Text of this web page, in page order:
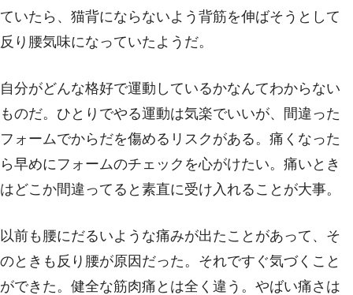
ていたら、猫背にならないよう背筋を伸ばそうとして
反り腰気味になっていたようだ。
自分がどんな格好で運動しているかなんてわからない
ものだ。ひとりでやる運動は気楽でいいが、間違った
フォームでからだを傷めるリスクがある。痛くなった
ら早めにフォームのチェックを心がけたい。痛いとき
はどこか間違ってると素直に受け入れることが大事。
以前も腰にだるいような痛みが出たことがあって、そ
のときも反り腰が原因だった。それですぐ気づくこと
ができた。健全な筋肉痛とは全く違う。やばい痛さは